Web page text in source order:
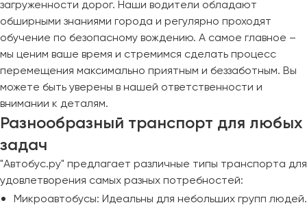
загруженности дорог. Наши водители обладают
обширными знаниями города и регулярно проходят
обучение по безопасному вождению. А самое главное –
мы ценим ваше время и стремимся сделать процесс
перемещения максимально приятным и беззаботным. Вы
можете быть уверены в нашей ответственности и
внимании к деталям.
Разнообразный транспорт для любых
задач
"Автобус.ру" предлагает различные типы транспорта для
удовлетворения самых разных потребностей:
Микроавтобусы: Идеальны для небольших групп людей.